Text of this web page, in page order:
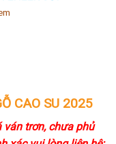
CAO SU 2025
trơn, chưa phủ